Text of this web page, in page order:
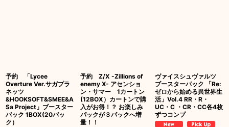
予約 「Lycee
Overture Ver.サガプラ
ネッツ
&HOOKSOFT&SMEE&A
Sa Project」ブースター
パック 1BOX(20パッ
ク）
予約 Z/X -Zillions of
enemy X- アセンショ
ン・サマー 1カートン
(12BOX）カートンで購
入がお得！？ お楽しみ
パックが３パックへ増
量！！
ヴァイスシュヴァルツ
ブースターパック 「Re:
ゼロから始める異世界生
活」Vol.4 RR・R・
UC・C ・CR・CC各4枚
ずつコンプ